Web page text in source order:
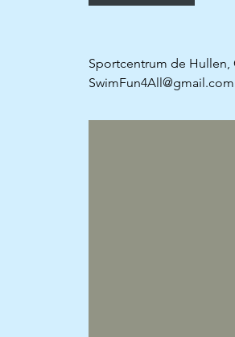
e
p
Sportcentrum de Hullen,
SwimFun4All@gmail.com